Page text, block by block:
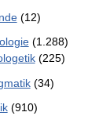
(12)
(1.288)
(225)
(34)
(910)